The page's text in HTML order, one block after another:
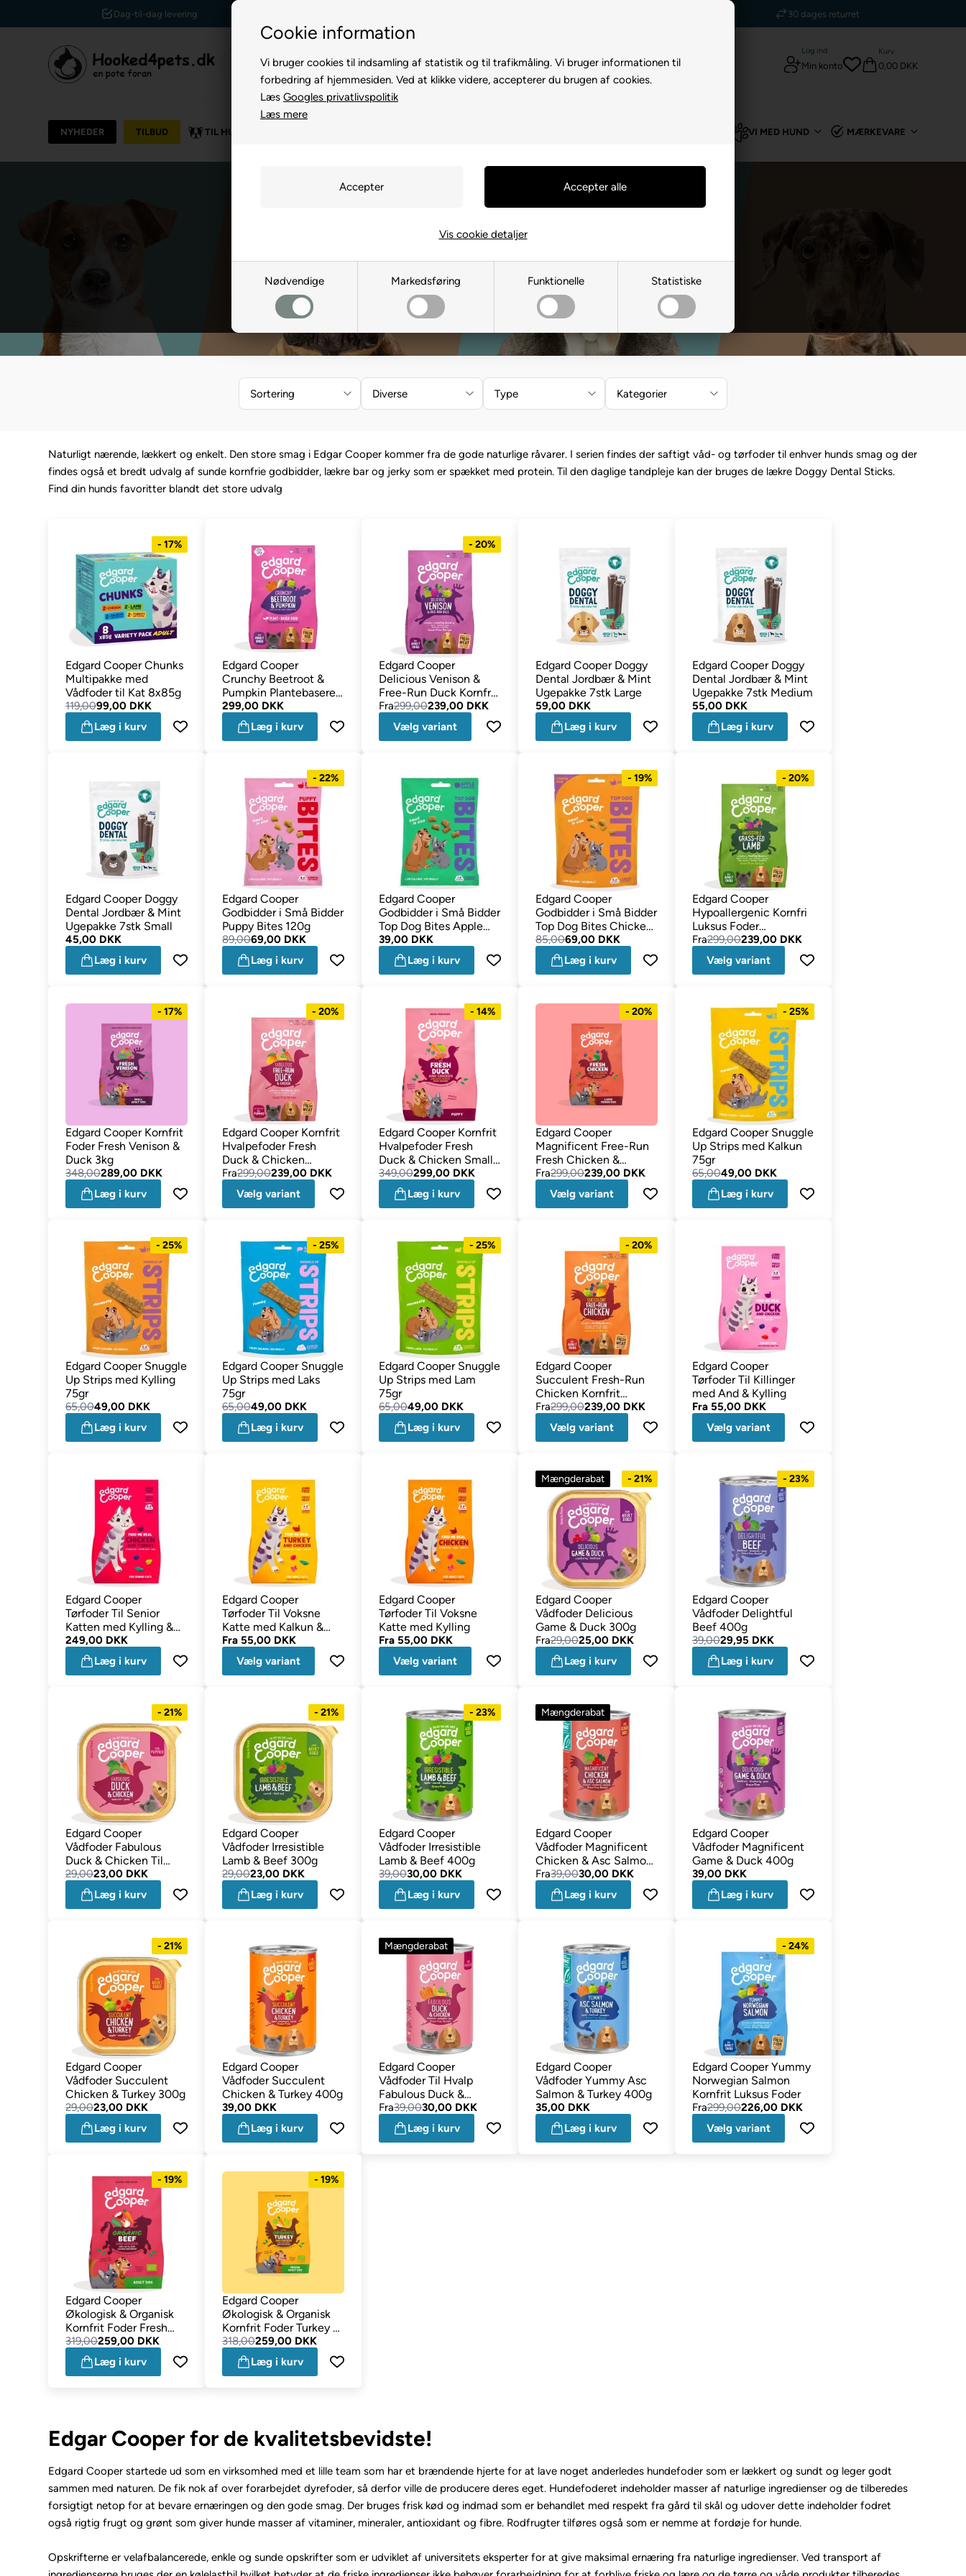
Cookie information
Vi bruger cookies til indsamling af statistik og til trafikmåling. Vi bruger informationen til
forbedring af hjemmesiden. Ved at klikke videre, accepterer du brugen af cookies.
Læs Googles privatlivspolitik
Læs mere
Nødvendige Markedsføring Funktionelle Statistiske
Vis cookie detaljer
Kundeservice +45 7174 3600 5 stjerner - Trustpilot
Log ind
Min konto
Kurv
0,00 DKK
NYHEDER TILBUD TIL HUND VI MED HUND MÆRKEVARE
Sortering Diverse Type Kategorier
Naturligt nærende, lækkert og enkelt. Den store smag i Edgar Cooper kommer fra de gode naturlige råvarer. I serien findes der saftigt våd- og tørfoder til enhver hunds smag og der
findes også et bredt udvalg af sunde kornfrie godbidder, lækre bar og jerky som er spækket med protein. Til den daglige tandpleje kan der bruges de lækre Doggy Dental Sticks.
Find din hunds favoritter blandt det store udvalg
- 17%
Edgard Cooper Chunks
Multipakke med
Vådfoder til Kat 8x85g
119,0099,00 DKK
Læg i kurv
Edgard Cooper
Crunchy Beetroot &
Pumpkin Plantebaseret
Hundefoder 2,5kg
299,00 DKK
Læg i kurv
- 20%
Edgard Cooper
Delicious Venison &
Free-Run Duck Kornfrit
Luksus Foder
Fra299,00239,00 DKK
Vælg variant
Edgard Cooper Doggy
Dental Jordbær & Mint
Ugepakke 7stk Large
59,00 DKK
Læg i kurv
Edgard Cooper Doggy
Dental Jordbær & Mint
Ugepakke 7stk Medium
55,00 DKK
Læg i kurv
Edgard Cooper Doggy
Dental Jordbær & Mint
Ugepakke 7stk Small
45,00 DKK
Læg i kurv
- 22%
Edgard Cooper
Godbidder i Små Bidder
Puppy Bites 120g
89,0069,00 DKK
Læg i kurv
Edgard Cooper
Godbidder i Små Bidder
Top Dog Bites Apple
Blueberry 50g
39,00 DKK
Læg i kurv
- 19%
Edgard Cooper
Godbidder i Små Bidder
Top Dog Bites Chicken
120g
85,0069,00 DKK
Læg i kurv
- 20%
Edgard Cooper
Hypoallergenic Kornfri
Luksus Foder
Græsfodret Frisk Lam
Fra299,00239,00 DKK
Vælg variant
- 17%
Edgard Cooper Kornfrit
Foder Fresh Venison &
Duck 3kg
348,00289,00 DKK
Læg i kurv
- 20%
Edgard Cooper Kornfrit
Hvalpefoder Fresh
Duck & Chicken
Medium Breed
Fra299,00239,00 DKK
Vælg variant
- 14%
Edgard Cooper Kornfrit
Hvalpefoder Fresh
Duck & Chicken Small
Breed 3kg
349,00299,00 DKK
Læg i kurv
- 20%
Edgard Cooper
Magnificent Free-Run
Fresh Chicken &
Salmon SENIOR
Fra299,00239,00 DKK
Vælg variant
- 25%
Edgard Cooper Snuggle
Up Strips med Kalkun
75gr
65,0049,00 DKK
Læg i kurv
- 25%
Edgard Cooper Snuggle
Up Strips med Kylling
75gr
65,0049,00 DKK
Læg i kurv
- 25%
Edgard Cooper Snuggle
Up Strips med Laks
75gr
65,0049,00 DKK
Læg i kurv
- 25%
Edgard Cooper Snuggle
Up Strips med Lam
75gr
65,0049,00 DKK
Læg i kurv
- 20%
Edgard Cooper
Succulent Fresh-Run
Chicken Kornfrit
Luksus Foder
Fra299,00239,00 DKK
Vælg variant
Edgard Cooper
Tørfoder Til Killinger
med And & Kylling
Fra 55,00 DKK
Vælg variant
Edgard Cooper
Tørfoder Til Senior
Katten med Kylling &
Kalkun 2kg
249,00 DKK
Læg i kurv
Edgard Cooper
Tørfoder Til Voksne
Katte med Kalkun &
Kylling
Fra55,00 DKK
Vælg variant
Edgard Cooper
Tørfoder Til Voksne
Katte med Kylling
Fra55,00 DKK
Vælg variant
Mængderabat - 21%
Edgard Cooper
Vådfoder Delicious
Game & Duck 300g
Fra29,0025,00 DKK
Læg i kurv
- 23%
Edgard Cooper
Vådfoder Delightful
Beef 400g
39,0029,95 DKK
Læg i kurv
- 21%
Edgard Cooper
Vådfoder Fabulous
Duck & Chicken Til
Hvalpe 300g
29,0023,00 DKK
Læg i kurv
- 21%
Edgard Cooper
Vådfoder Irresistible
Lamb & Beef 300g
29,0023,00 DKK
Læg i kurv
- 23%
Edgard Cooper
Vådfoder Irresistible
Lamb & Beef 400g
39,0030,00 DKK
Læg i kurv
Mængderabat
Edgard Cooper
Vådfoder Magnificent
Chicken & Asc Salmon
Senior 400g
Fra39,0030,00 DKK
Læg i kurv
Edgard Cooper
Vådfoder Magnificent
Game & Duck 400g
39,00 DKK
Læg i kurv
- 21%
Edgard Cooper
Vådfoder Succulent
Chicken & Turkey 300g
29,0023,00 DKK
Læg i kurv
Edgard Cooper
Vådfoder Succulent
Chicken & Turkey 400g
39,00 DKK
Læg i kurv
Mængderabat
Edgard Cooper
Vådfoder Til Hvalp
Fabulous Duck &
Chicken 400g
Fra39,0030,00 DKK
Læg i kurv
Edgard Cooper
Vådfoder Yummy Asc
Salmon & Turkey 400g
35,00 DKK
Læg i kurv
- 24%
Edgard Cooper Yummy
Norwegian Salmon
Kornfrit Luksus Foder
Fra299,00226,00 DKK
Vælg variant
- 19%
Edgard Cooper
Økologisk & Organisk
Kornfrit Foder Fresh
Beef & Chicken 2,5kg
319,00259,00 DKK
Læg i kurv
- 19%
Edgard Cooper
Økologisk & Organisk
Kornfrit Foder Turkey &
Chicken 2,5kg
318,00259,00 DKK
Læg i kurv
Edgar Cooper for de kvalitetsbevidste!
Edgard Cooper startede ud som en virksomhed med et lille team som har et brændende hjerte for at lave noget anderledes hundefoder som er lækkert og sundt og leger godt
sammen med naturen. De fik nok af over forarbejdet dyrefoder, så derfor ville de producere deres eget. Hundefoderet indeholder masser af naturlige ingredienser og de tilberedes
forsigtigt netop for at bevare ernæringen og den gode smag. Der bruges frisk kød og indmad som er behandlet med respekt fra gård til skål og udover dette indeholder fodret
også rigtig frugt og grønt som giver hunde masser af vitaminer, mineraler, antioxidant og fibre. Rodfrugter tilføres også som er nemme at fordøje for hunde.
Opskrifterne er velafbalancerede, enkle og sunde opskrifter som er udviklet af universitets eksperter for at give maksimal ernæring fra naturlige ingredienser. Ved transport af